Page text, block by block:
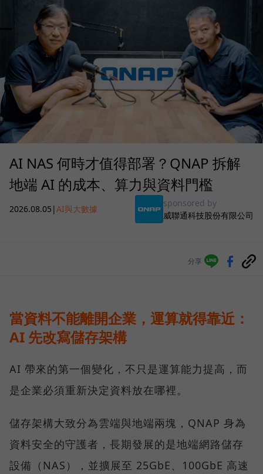
AI NAS 何時才值得部署？QNAP 拆解
地端 AI 的成本、算力與資料門檻
2026.08.05 |AI與大數據
sponsored by
威聯通科技股份有限公司
分享
當資料不能離開企業，運算就得靠近：
AI 先改寫儲存架構
AI 帶來的第一個變化，不只是運算能力提高，而
是企業必須重新決定資料放在哪裡。
儲存架構大致分為雲端與地端兩塊，QNAP 身為
資料安全的守護者，長期發展的是地端網路儲存
設備（NAS），並擴展至 25GbE、100GbE 高速